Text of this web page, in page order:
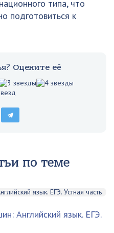
типа, что
подготовиться к
Оцените её
по теме
Английский язык. ЕГЭ.